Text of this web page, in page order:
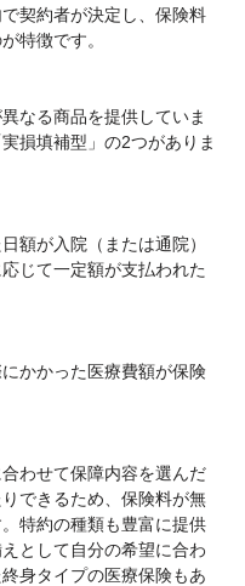
契約者が決定し、保険料
特徴です。
なる商品を提供していま
損填補型」の2つがありま
額が入院（または通院）
じて一定額が支払われた
かかった医療費額が保険
わせて保障内容を選んだ
できるため、保険料が無
特約の種類も豊富に提供
として自分の希望に合わ
身タイプの医療保険もあ